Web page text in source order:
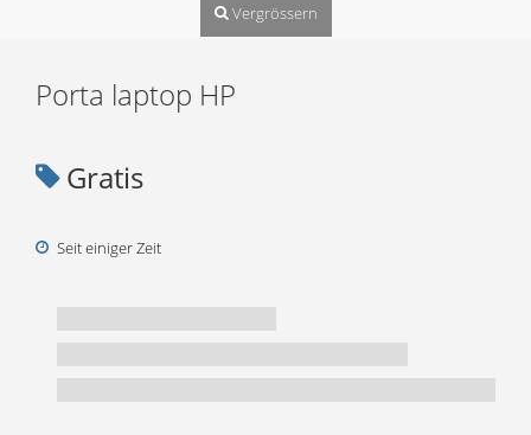
Vergrössern
Porta laptop HP
Gratis
Seit einiger Zeit